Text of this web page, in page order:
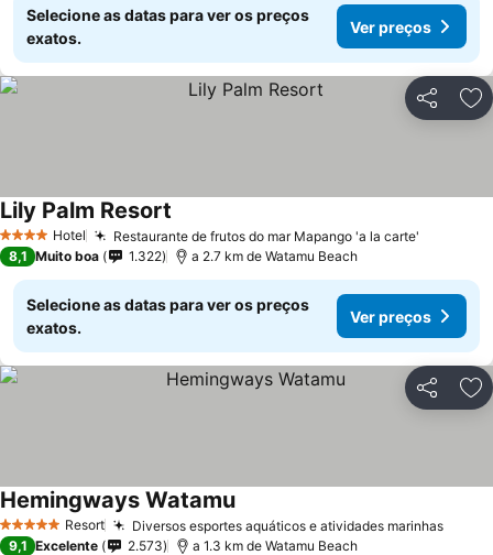
Selecione as datas para ver os preços
exatos.
Ver preços
Partilhar
4 EstrelasHotel Restaurante de frutos do mar Mapango 'a la carte'
Lily Palm Resort
8,1 Muito boa 1.322 a 2.7 km de Watamu Beach
Selecione as datas para ver os preços
exatos.
Ver preços
Partilhar
5 Estrelas Resort Diversos esportes aquáticos e atividades marinhas
Hemingways Watamu
9,1 Excelente 2.573 a 1.3 km de Watamu Beach